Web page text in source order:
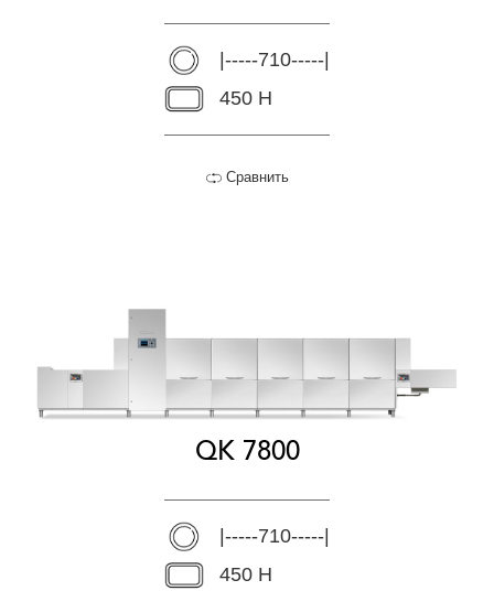
|-----710-----|
450 H
Сравнить
QK 7800
|-----710-----|
450 H